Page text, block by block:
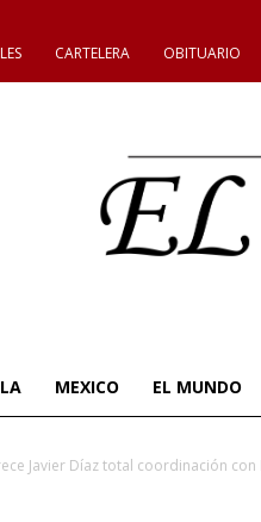
CARTELERA OBITUARIO
MEXICO EL MUNDO
Javier Díaz total coordinación